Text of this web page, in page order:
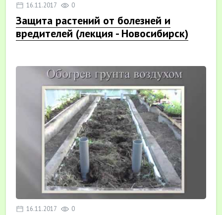
16.11.2017 0
Защита растений от болезней и
вредителей (лекция - Новосибирск)
16.11.2017 0